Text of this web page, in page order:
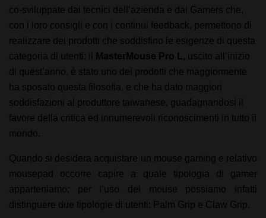
co-sviluppate dai tecnici dell’azienda e dai Gamers che,
con i loro consigli e con i continui feedback, permettono di
realizzare dei prodotti che soddisfino le esigenze di questa
categoria di utenti: il
MasterMouse Pro L, uscito all’inizio
di quest’anno, è stato uno dei prodotti che maggiormente
ha sposato questa filosofia, e che ha dato maggiori
soddisfazioni al produttore taiwanese, guadagnandosi il
favore della critica ed innumerevoli riconoscimenti in tutto il
mondo.
Quando si desidera acquistare un mouse gaming e relativo
mousepad occorre capire a quale tipologia di gamer
apparteniamo; per l’uso del mouse possiamo infatti
distinguere due tipologie di utenti: Palm Grip e Claw Grip.